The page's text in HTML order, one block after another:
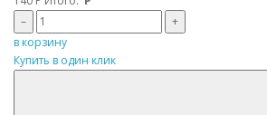
–
+
в корзину
Купить в один клик